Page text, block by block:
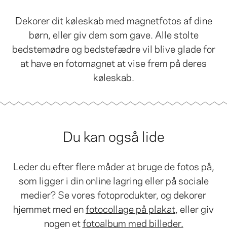
Dekorer dit køleskab med magnetfotos af dine
børn, eller giv dem som gave. Alle stolte
bedstemødre og bedstefædre vil blive glade for
at have en fotomagnet at vise frem på deres
køleskab.
Du kan også lide
Leder du efter flere måder at bruge de fotos på,
som ligger i din online lagring eller på sociale
medier? Se vores fotoprodukter, og dekorer
hjemmet med enfotocollage på plakat , eller giv
nogen etfotoalbum med billeder.